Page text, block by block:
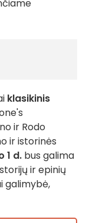
klasikinis
ir Rodo
ir istorinės
1 d. bus galima
ir epinių
galimybė,